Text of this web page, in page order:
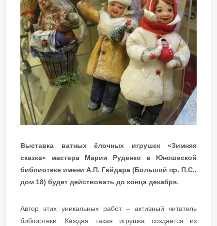
Выставка ватных ёлочных игрушек «Зимняя
сказка» мастера Марии Руденко в Юношеской
библиотеке имени А.П. Гайдара (Большой пр. П.С.,
дом 18) будет действовать до конца декабря.
Автор этих уникальных работ – активный читатель
библиотеки. Каждая такая игрушка создается из